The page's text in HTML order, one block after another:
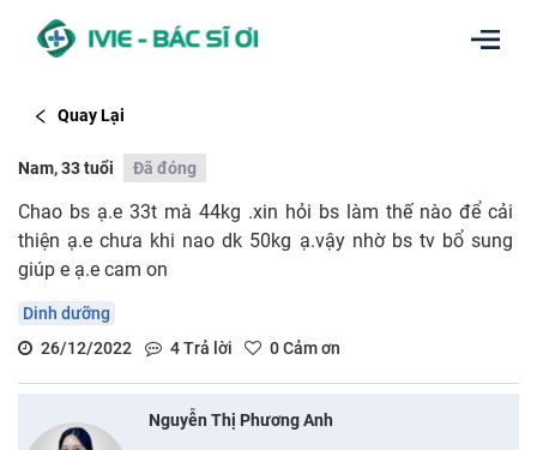
Quay Lại
Nam, 33 tuổi Đã đóng
Chao bs ạ.e 33t mà 44kg .xin hỏi bs làm thế nào để cải
thiện ạ.e chưa khi nao dk 50kg ạ.vậy nhờ bs tv bổ sung
giúp e ạ.e cam on
Dinh dưỡng
26/12/2022
4Trả lời 0Cảm ơn
Nguyễn Thị Phương Anh